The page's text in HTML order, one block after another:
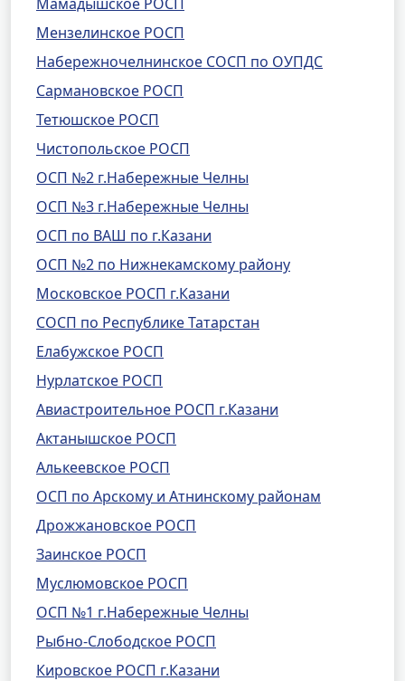
Мензелинское РОСП
Набережночелнинское СОСП по ОУПДС
Сармановское РОСП
Тетюшское РОСП
Чистопольское РОСП
ОСП №2 г.Набережные Челны
ОСП №3 г.Набережные Челны
ОСП по ВАШ по г.Казани
ОСП №2 по Нижнекамскому району
Московское РОСП г.Казани
СОСП по Республике Татарстан
Елабужское РОСП
Нурлатское РОСП
Авиастроительное РОСП г.Казани
Актанышское РОСП
Алькеевское РОСП
ОСП по Арскому и Атнинскому районам
Дрожжановское РОСП
Заинское РОСП
Муслюмовское РОСП
ОСП №1 г.Набережные Челны
Рыбно-Слободское РОСП
Кировское РОСП г.Казани